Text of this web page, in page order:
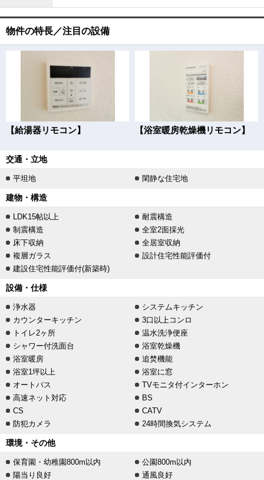
物件の特長／注目の設備
【給湯器リモコン】 【浴室暖房乾燥機リモコン】
交通・立地
平坦地 閑静な住宅地
建物・構造
LDK15帖以上
耐震構造
制震構造
全室2面採光
床下収納
全居室収納
複層ガラス
設計住宅性能評価付
建設住宅性能評価付(新築時)
設備・仕様
浄水器
システムキッチン
カウンターキッチン
3口以上コンロ
トイレ2ヶ所
温水洗浄便座
シャワー付洗面台
浴室乾燥機
浴室暖房
追焚機能
浴室1坪以上
浴室に窓
オートバス
TVモニタ付インターホン
高速ネット対応
BS
CS
CATV
防犯カメラ
24時間換気システム
環境・その他
保育園・幼稚園800m以内
公園800m以内
陽当り良好
通風良好